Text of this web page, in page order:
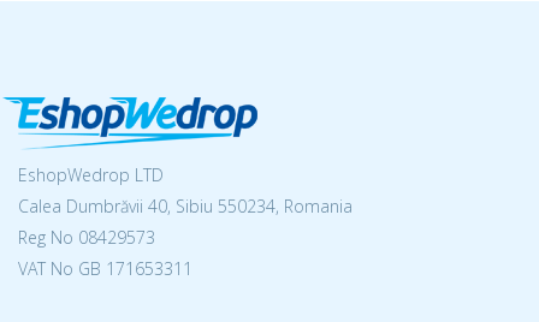
EshopWedrop LTD
Calea Dumbrăvii 40, Sibiu 550234, Romania
Reg No 08429573
VAT No GB 171653311